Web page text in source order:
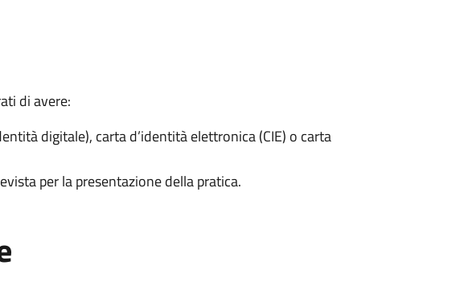
di avere:
digitale), carta d’identità elettronica (CIE) o carta
per la presentazione della pratica.